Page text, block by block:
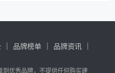
品牌榜单
品牌资讯
到优秀品牌，不提供任何购买建